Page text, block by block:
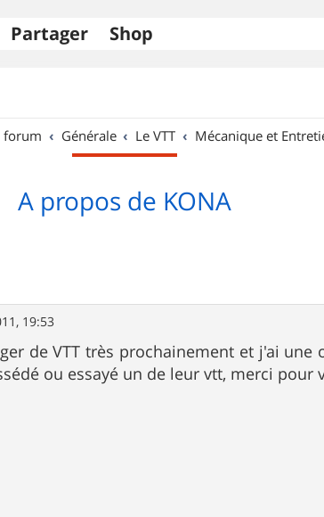
Partager Shop
forum Générale Le VTT Mécanique et
A propos de KONA
19:53
de VTT très prochainement et j'ai
ou essayé un de leur vtt, merci pour